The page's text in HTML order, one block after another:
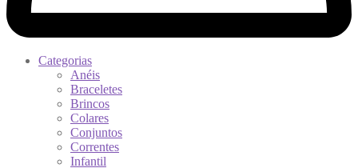
Categorias
Anéis
Braceletes
Brincos
Colares
Conjuntos
Correntes
Infantil